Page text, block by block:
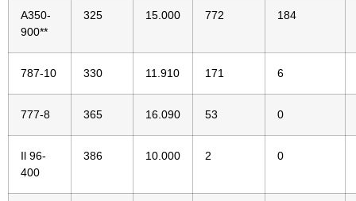
A350-
900**
325 15.000 772 184
787-10 330 11.910 171 6
777-8 365 16.090 53 0
Il 96-
400
386 10.000 2 0